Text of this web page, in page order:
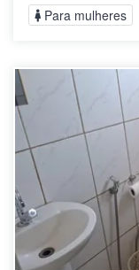
Para mulheres